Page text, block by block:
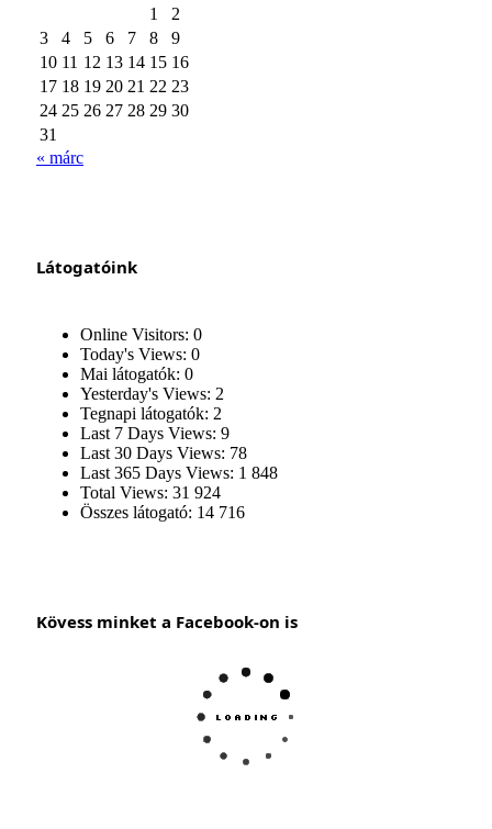
1
2
3
4 5 6 7 8
9
10 11 12 13 14 15 16
17 18 19 20 21 22 23
24 25 26 27 28 29 30
31
« márc
Látogatóink
Online Visitors: 0
Today's Views: 0
Mai látogatók: 0
Yesterday's Views: 2
Tegnapi látogatók: 2
Last 7 Days Views: 9
Last 30 Days Views: 78
Last 365 Days Views: 1 848
Total Views: 31 924
Összes látogató: 14 716
Kövess minket a Facebook-on is